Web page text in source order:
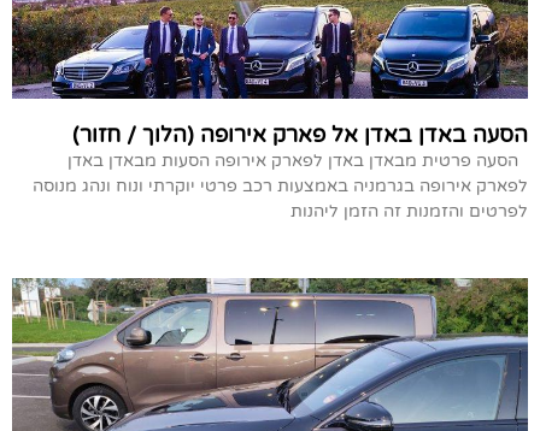
הסעה באדן באדן אל פארק אירופה (הלוך / חזור)
הסעה פרטית מבאדן באדן לפארק אירופה הסעות מבאדן באדן
לפארק אירופה בגרמניה באמצעות רכב פרטי יוקרתי ונוח ונהג מנוסה
לפרטים והזמנות זה הזמן ליהנות